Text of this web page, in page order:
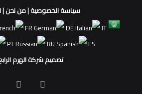
سياسة الخصوصية|من نحن|
FR DE
IT
PT
RU
ES
تصميم شركة الهرم
فيسبوك